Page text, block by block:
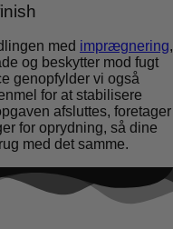
med imprægnering,
og beskytter mod fugt
genopfylder vi også
for at stabilisere
afsluttes, foretager
for oprydning, så dine
med det samme.